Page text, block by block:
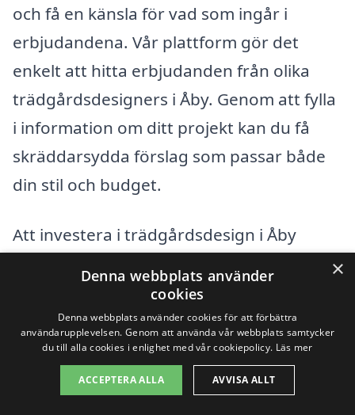
och få en känsla för vad som ingår i
erbjudandena. Vår plattform gör det
enkelt att hitta erbjudanden från olika
trädgårdsdesigners i Åby. Genom att fylla
i information om ditt projekt kan du få
skräddarsydda förslag som passar både
din stil och budget.
Att investera i trädgårdsdesign i Åby
handlar om att skapa en personlig och
funktionell utomhusmiljö som ger glädje
och värde i många år framöver. Genom
att förstå de faktorer som påverkar
×
Denna webbplats använder
cookies
Denna webbplats använder cookies för att förbättra
användarupplevelsen. Genom att använda vår webbplats samtycker
du till alla cookies i enlighet med vår cookiepolicy. Läs mer
ACCEPTERA ALLA AVVISA ALLT